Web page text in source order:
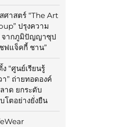
ศาสตร์ “The Art
ปรุงความ
จากภูมิปัญญาซุป
ฟแจ็คกี้ ชาน”
“ศูนย์เรียนรู้
” ถ่ายทอดองค์
าด ยกระดับ
โตอย่างยั่งยืน